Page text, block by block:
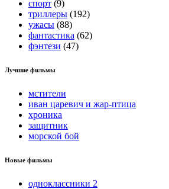
спорт (9)
триллеры (192)
ужасы (88)
фантастика (62)
фэнтези (47)
Лучшие фильмы
мстители
иван царевич и жар-птица
хроника
защитник
морской бой
Новые фильмы
одноклассники 2